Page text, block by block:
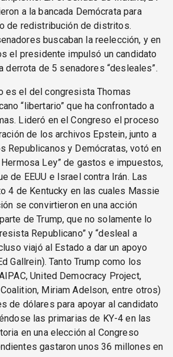
a la bancada Demócrata para
de redistribución de distritos.
buscaban la reelección, y en
el presidente impulsó un candidato
derrota de 5 senadores “desleales”.
es el del congresista Thomas
“libertario” que ha confrontado a
Lideró en el Congreso el proceso
de los archivos Epstein, junto a
Republicanos y Demócratas, votó en
Hermosa Ley” de gastos e impuestos,
de EEUU e Israel contra Irán. Las
4 de Kentucky en las cuales Massie
se convirtieron en una acción
de Trump, que no solamente lo
Republicano” y “desleal a
viajó al Estado a dar un apoyo
Gallrein). Tanto Trump como los
United Democracy Project,
Miriam Adelson, entre otros)
de dólares para apoyar al candidato
las primarias de KY-4 en las
en una elección al Congreso
gastaron unos 36 millones en